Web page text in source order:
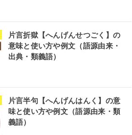
片言折獄【へんげんせつごく】の
意味と使い方や例文（語源由来・
出典・類義語）
片言半句【へんげんはんく】の意
味と使い方や例文（語源由来・類
義語）